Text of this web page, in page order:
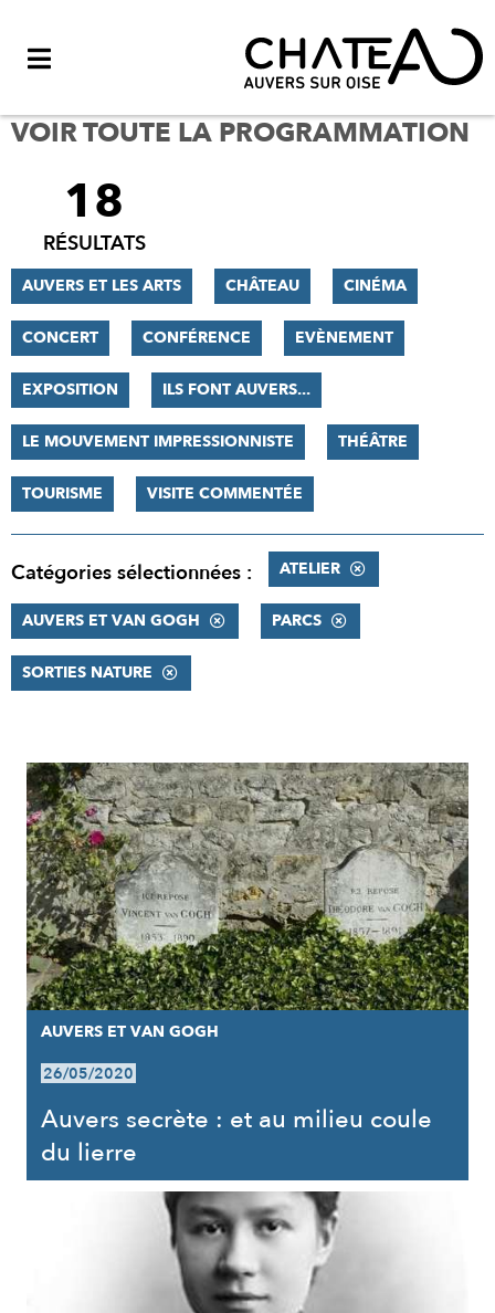
VOIR TOUTE LA PROGRAMMATION
FILTRER
RÉSULTATS
18
RÉSULTATS
AUVERS ET LES ARTS CHÂTEAU CINÉMA
CONCERT CONFÉRENCE EVÈNEMENT
EXPOSITION ILS FONT AUVERS...
LE MOUVEMENT IMPRESSIONNISTE THÉÂTRE
TOURISME VISITE COMMENTÉE
Catégories sélectionnées : ATELIER
AUVERS ET VAN GOGH PARCS
SORTIES NATURE
RÉSULTATS
AUVERS ET VAN GOGH
26/05/2020
Auvers secrète : et au milieu coule
du lierre